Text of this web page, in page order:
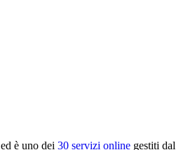
ed è uno dei 30 servizi online gestiti dal